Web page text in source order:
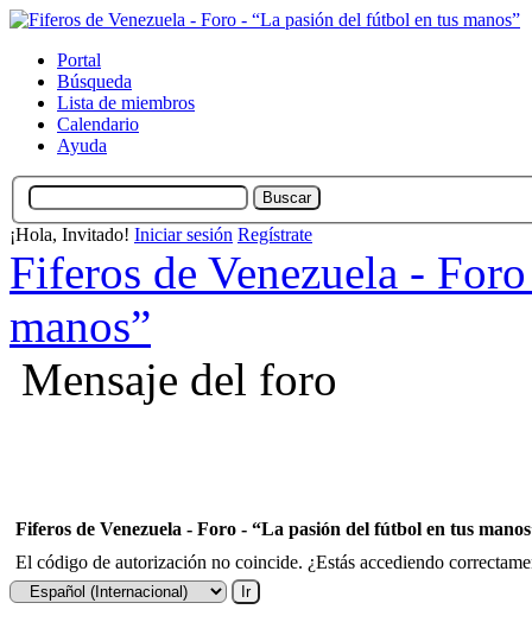
Portal
Búsqueda
Lista de miembros
Calendario
Ayuda
¡Hola, Invitado! Iniciar sesión Regístrate
Fiferos de Venezuela -
manos”
Mensaje del foro
Fiferos de Venezuela - Foro - “La pasión del fútbol en tus
El código de autorización no coincide. ¿Estás accediendo